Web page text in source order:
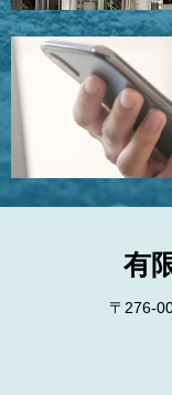
有
〒276-